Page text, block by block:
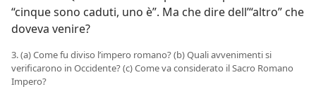
“cinque sono caduti, uno è”. Ma che dire dell’“altro” che
doveva venire?
3. (a) Come fu diviso l’impero romano? (b) Quali avvenimenti si
verificarono in Occidente? (c) Come va considerato il Sacro Romano
Impero?